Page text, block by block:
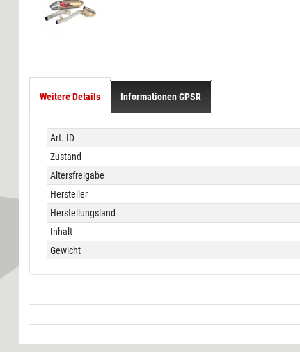
Weitere Details Informationen GPSR
Technisches
Merkmal
Wert
Art.-ID
Zustand
Altersfreigabe
Hersteller
Herstellungsland
Inhalt
Gewicht